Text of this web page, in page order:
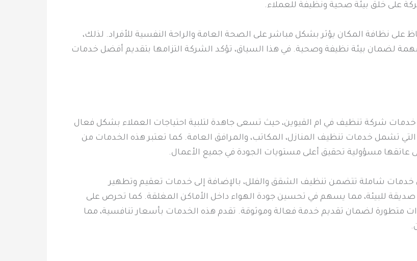
على خلق بيئة صحية ونظيفة للعملاء.
على نظافة المكان يؤثر بشكل مباشر على الصحة العامة والراحة النفسية للأفراد. لذلك،
لضمان بيئة نظيفة وصحية. في هذا السياق، تؤكد الشركة التزامها بتقديم أفضل خدمات
شركة تنظيف في ام القيوين، حيث تسعى جاهدة لتلبية احتياجات العملاء بشكل فعال
تشمل خدمات تنظيف المنازل، المكاتب، والمرافق العامة. كما تعتبر هذه الخدمات من
عاتقها مسؤولية تحقيق أعلى مستويات الجودة في جميع الأعمال.
خدمات شاملة تتضمن تنظيف الشقق والفلل، بالإضافة إلى خدمات تعقيم وتطهير
صديقة للبيئة، مما يسهم في تحسين جودة الهواء داخل الأماكن المغلقة. كما تحرص على
متطورة لضمان تقديم خدمة فعالة وموثوقة. تقدم هذه الخدمات بأسعار تنافسية، مما